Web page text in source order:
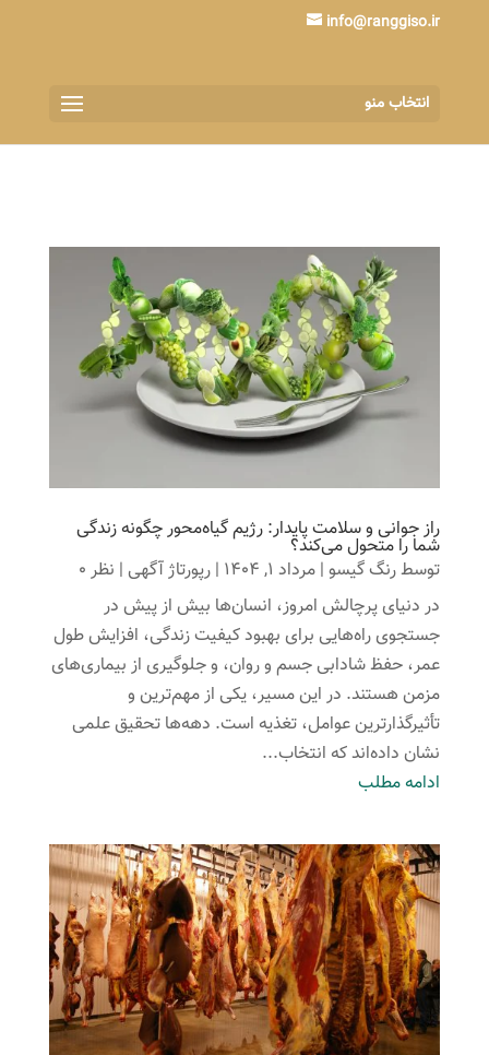
info@ranggiso.ir
انتخاب منو
راز جوانی و سلامت پایدار: رژیم گیاه‌محور چگونه زندگی
شما را متحول می‌کند؟
توسطرنگ گیسو| مرداد 1, 1404 | رپورتاژ آگهی| نظر 0
در دنیای پرچالش امروز، انسان‌ها بیش از پیش در
جستجوی راه‌هایی برای بهبود کیفیت زندگی، افزایش طول
عمر، حفظ شادابی جسم و روان، و جلوگیری از بیماری‌های
مزمن هستند. در این مسیر، یکی از مهم‌ترین و
تأثیرگذارترین عوامل، تغذیه است. دهه‌ها تحقیق علمی
نشان داده‌اند که انتخاب...
ادامه مطلب